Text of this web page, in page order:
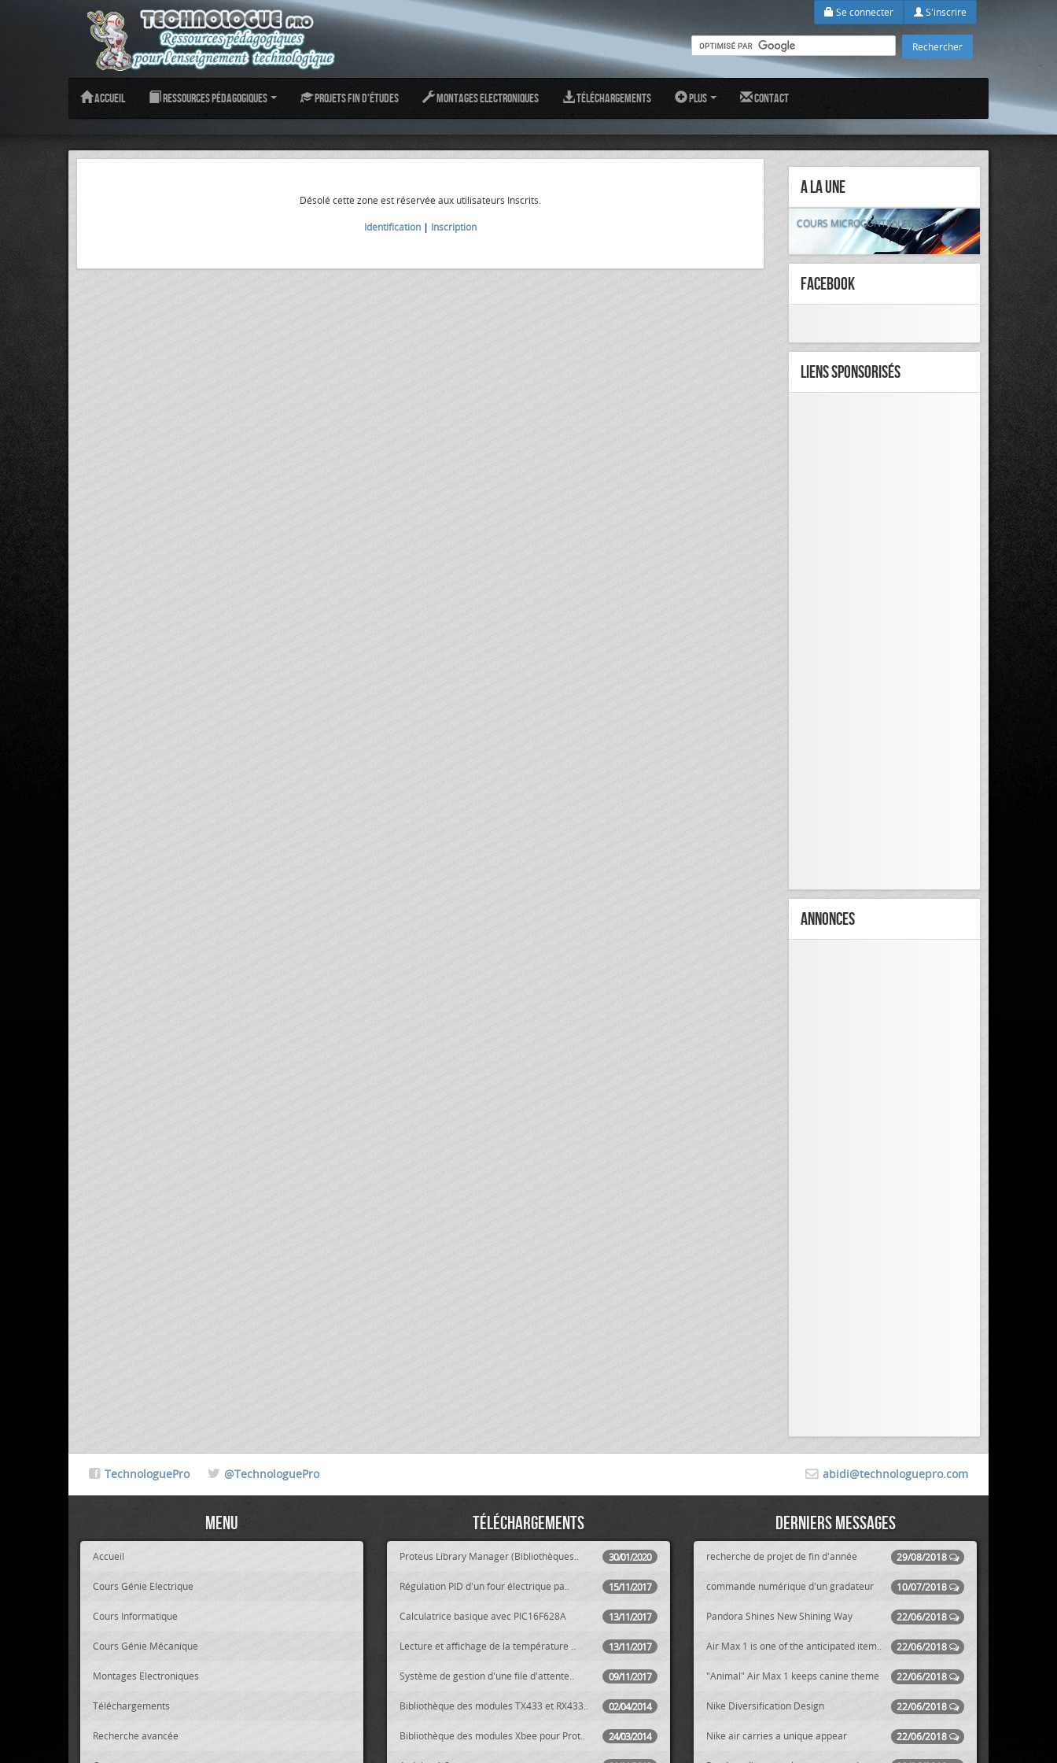
Se connecter S'inscrire
Accueil Ressources pédagogiques Projets fin d'études Montages Electroniques Téléchargements Plus Contact
Désolé cette zone est réservée aux utilisateurs Inscrits.
Identification| Inscription
A la Une
COURS MICROCONTRôLEURS
FaceBook
Liens Sponsorisés
Annonces
abidi@technologuepro.com
TechnologuePro @TechnologuePro
Menu
Accueil
Cours Génie Electrique
Cours Informatique
Cours Génie Mécanique
Montages Electroniques
Téléchargements
Recherche avancée
Téléchargements
30/01/2020
Proteus Library Manager (Bibliothèques..
15/11/2017
Régulation PID d'un four électrique pa..
13/11/2017
Calculatrice basique avec PIC16F628A
13/11/2017
Lecture et affichage de la température ..
09/11/2017
Système de gestion d'une file d'attente..
02/04/2014
Bibliothèque des modules TX433 et RX433..
24/03/2014
Bibliothèque des modules Xbee pour Prot..
Derniers messages
29/08/2018
recherche de projet de fin d'année
10/07/2018
commande numérique d'un gradateur
22/06/2018
Pandora Shines New Shining Way
22/06/2018
Air Max 1 is one of the anticipated item..
22/06/2018
"Animal" Air Max 1 keeps canine theme
22/06/2018
Nike Diversification Design
22/06/2018
Nike air carries a unique appear